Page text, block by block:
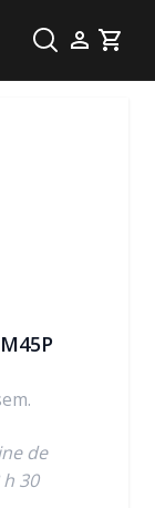
Cart
de
30